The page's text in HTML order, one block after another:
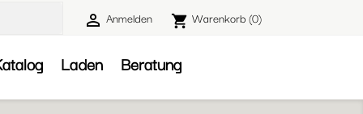
 Anmelden shopping_cart Warenkorb(0)
Laden Beratung